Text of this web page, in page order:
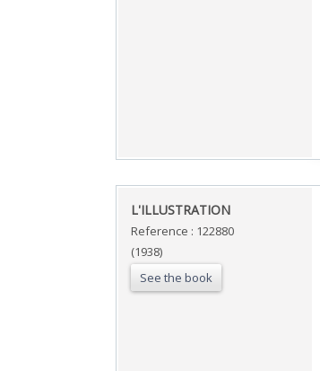
‎L'ILLUSTRATION ‎
Reference : 122880
(1938)
See the book